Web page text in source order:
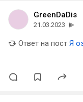
GreenDaDis
21.03.2023
Ответ на пост Я